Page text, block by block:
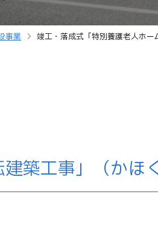
事業 竣工・落成式「特別養護老人ホー
築工事」（かほ